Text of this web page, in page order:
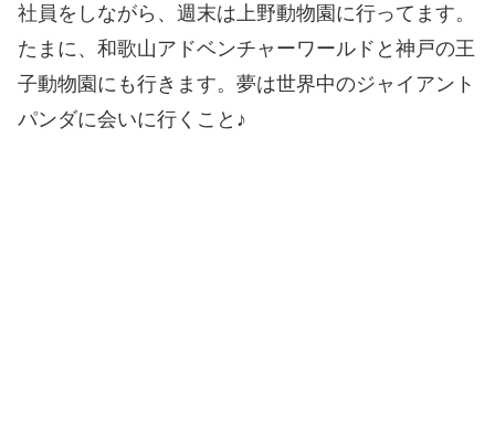
社員をしながら、週末は上野動物園に行ってます。
たまに、和歌山アドベンチャーワールドと神戸の王
子動物園にも行きます。夢は世界中のジャイアント
パンダに会いに行くこと♪